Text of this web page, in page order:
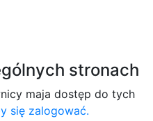
stronach
maja dostęp do tych
się zalogować.